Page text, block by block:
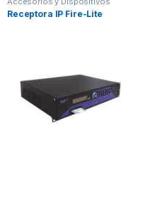
Direccionables,Detección de
Fuego
Receptora IP Fire-Lite